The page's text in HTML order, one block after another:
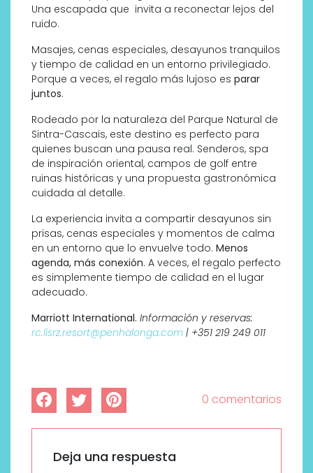
Una escapada que invita a reconectar lejos del
ruido.
Masajes, cenas especiales, desayunos tranquilos
y tiempo de calidad en un entorno privilegiado.
Porque a veces, el regalo más lujoso es parar
juntos.
Rodeado por la naturaleza del Parque Natural de
Sintra-Cascais, este destino es perfecto para
quienes buscan una pausa real. Senderos, spa
de inspiración oriental, campos de golf entre
ruinas históricas y una propuesta gastronómica
cuidada al detalle.
La experiencia invita a compartir desayunos sin
prisas, cenas especiales y momentos de calma
en un entorno que lo envuelve todo. Menos
agenda, más conexión. A veces, el regalo perfecto
es simplemente tiempo de calidad en el lugar
adecuado.
Marriott International. Información y reservas:
rc.lisrz.resort@penhalonga.com | +351 219 249 011
0 comentarios
Deja una respuesta